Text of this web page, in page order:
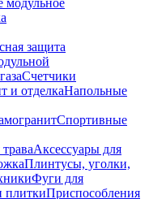
модульное
защита
Счетчики
и отделкаНапольные
Спортивные
Аксессуары для
Плинтусы, уголки,
Фуги для
плиткиПриспособления